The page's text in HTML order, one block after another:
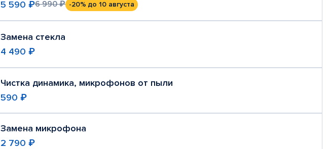
5 590 ₽6 990 ₽ -20% до 10 августа
Замена стекла
4 490 ₽
Чистка динамика, микрофонов от пыли
590 ₽
Замена микрофона
2 790 ₽